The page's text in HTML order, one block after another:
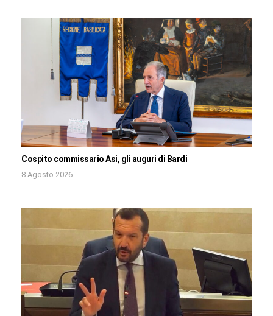
Cospito commissario Asi, gli auguri di Bardi
8 Agosto 2026